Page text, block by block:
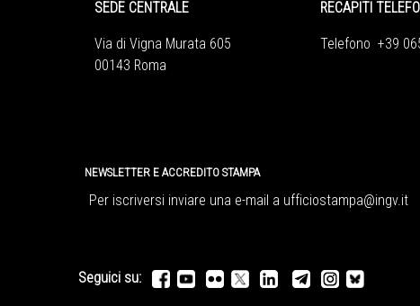
SEDE CENTRALE
Via di Vigna Murata 605
00143 Roma
RECAPITI
Telefono +39
NEWSLETTER E ACCREDITO STAMPA
Per iscriversi inviare una e-mail a ufficiostampa@ingv.it
Seguici su: